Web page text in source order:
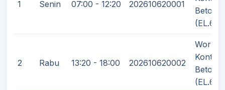
1 Senin 07:00 - 12:20 202610620001
Beton
(EL.6)
2 Rabu 13:20 - 18:00 202610620002
Beton
(EL.6)